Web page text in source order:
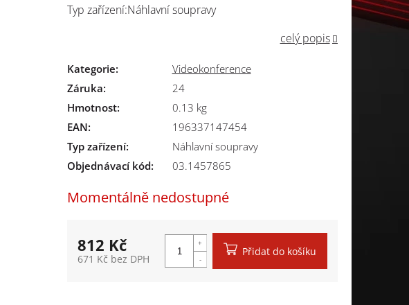
Momentálně nedostupné
Typ zařízení:Náhlavní soupravy
celý popis
Kategorie:
Videokonference
Záruka:
24
Hmotnost:
0.13 kg
EAN:
196337147454
Typ zařízení:
Náhlavní soupravy
Objednávací kód:
03.1457865
812 Kč
671 Kč bez DPH
Přidat do košíku